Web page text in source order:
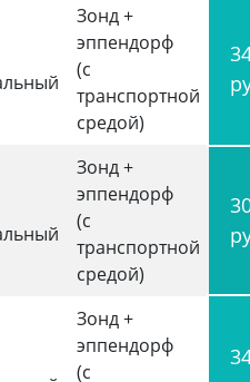
Зонд +
эппендорф
(с
транспортной
средой)
Зонд +
эппендорф
(с
транспортной
средой)
Зонд +
эппендорф
(с